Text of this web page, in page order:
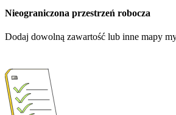
Nieograniczona przestrzeń robocza
Dodaj dowolną zawartość lub inne mapy